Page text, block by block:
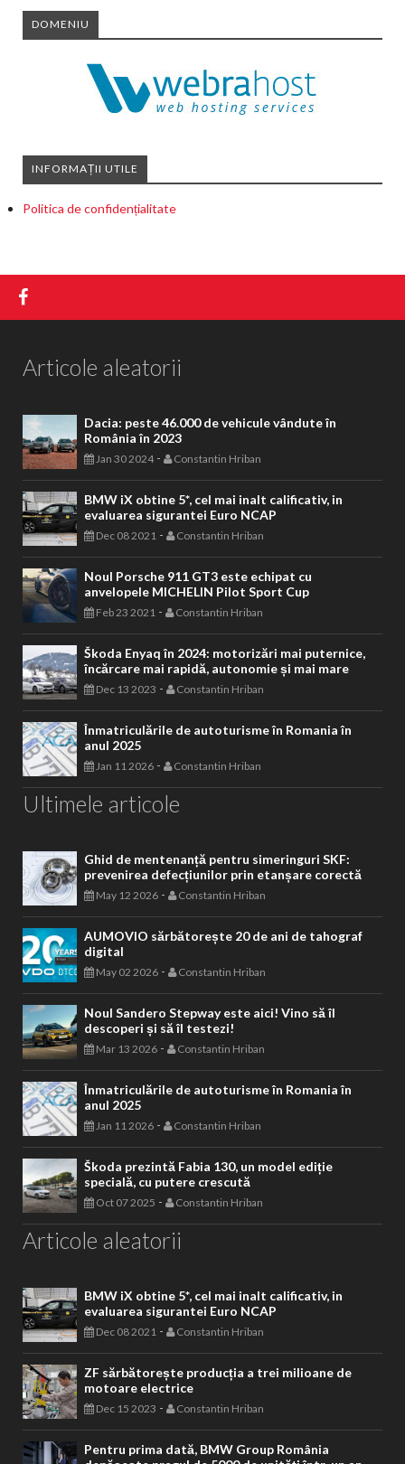
DOMENIU
INFORMAȚII UTILE
Politica de confidențialitate
Articole aleatorii
Dacia: peste 46.000 de vehicule vândute în
România în 2023
Jan 30 2024- Constantin Hriban
BMW iX obtine 5*, cel mai inalt calificativ, in
evaluarea sigurantei Euro NCAP
Dec 08 2021 - Constantin Hriban
Noul Porsche 911 GT3 este echipat cu
anvelopele MICHELIN Pilot Sport Cup
Feb 23 2021 - Constantin Hriban
Škoda Enyaq în 2024: motorizări mai puternice,
încărcare mai rapidă, autonomie și mai mare
Dec 13 2023 - Constantin Hriban
Înmatriculările de autoturisme în Romania în
anul 2025
Jan 11 2026 - Constantin Hriban
Ultimele articole
Ghid de mentenanță pentru simeringuri SKF:
prevenirea defecțiunilor prin etanșare corectă
May 12 2026 - Constantin Hriban
AUMOVIO sărbătorește 20 de ani de tahograf
digital
May 02 2026 - Constantin Hriban
Noul Sandero Stepway este aici! Vino să îl
descoperi și să îl testezi!
Mar 13 2026 - Constantin Hriban
Înmatriculările de autoturisme în Romania în
anul 2025
Jan 11 2026 - Constantin Hriban
Škoda prezintă Fabia 130, un model ediție
specială, cu putere crescută
Oct 07 2025 - Constantin Hriban
Articole aleatorii
BMW iX obtine 5*, cel mai inalt calificativ, in
evaluarea sigurantei Euro NCAP
Dec 08 2021 - Constantin Hriban
ZF sărbătorește producția a trei milioane de
motoare electrice
Dec 15 2023 - Constantin Hriban
Pentru prima dată, BMW Group România